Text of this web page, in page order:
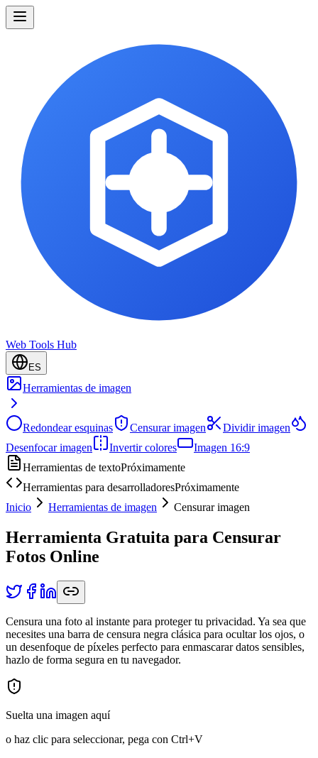
Web Tools Hub
ES
Herramientas de imagen
Redondear esquinas Censurar imagen
Dividir imagen
Desenfocar imagen
Invertir colores
Imagen 16:9
Herramientas de textoPróximamente
Herramientas para desarrolladoresPróximamente
Inicio
Herramientas de imagen Censurar imagen
Herramienta Gratuita para Censurar
Fotos Online
Censura una foto al instante para proteger tu privacidad. Ya sea que
necesites una barra de censura negra clásica para ocultar los ojos, o
un desenfoque de píxeles perfecto para enmascarar datos sensibles,
hazlo de forma segura en tu navegador.
Suelta una imagen aquí
o haz clic para seleccionar, pega con Ctrl+V